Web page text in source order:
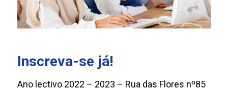
Inscreva-se já!
Ano lectivo 2022 – 2023 – Rua das Flores nº85